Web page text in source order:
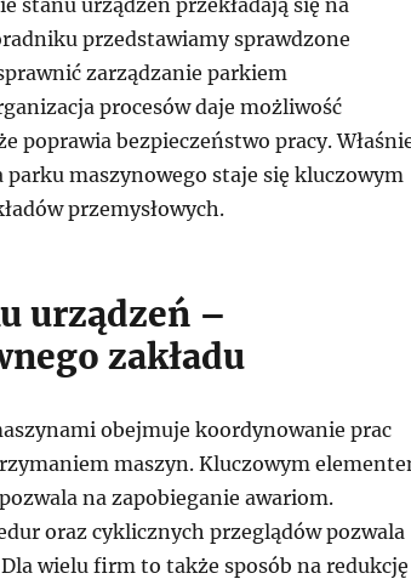
przedstawiamy sprawdzone
zarządzanie parkiem
procesów daje możliwość
poprawia bezpieczeństwo pracy.
maszynowego staje się kluczowym
przemysłowych.
urządzeń –
zakładu
obejmuje koordynowanie prac
maszyn. Kluczowym
na zapobieganie awariom.
oraz cyklicznych przeglądów pozwala
wielu firm to także sposób na redukcję